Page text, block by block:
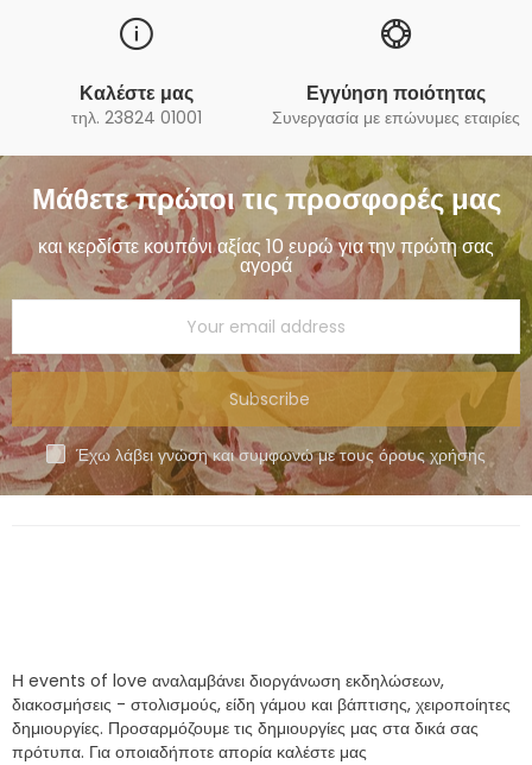
Καλέστε μας
τηλ. 23824 01001
Εγγύηση ποιότητας
Συνεργασία με επώνυμες εταιρίες
Μάθετε πρώτοι τις προσφορές μας
και κερδίστε κουπόνι αξίας 10 ευρώ για την πρώτη σας
αγορά
Subscribe
Έχω λάβει γνώση και συμφωνώ με τους όρους χρήσης
Η events of love αναλαμβάνει διοργάνωση εκδηλώσεων,
διακοσμήσεις - στολισμούς, είδη γάμου και βάπτισης, χειροποίητες
δημιουργίες. Προσαρμόζουμε τις δημιουργίες μας στα δικά σας
πρότυπα. Για οποιαδήποτε απορία καλέστε μας